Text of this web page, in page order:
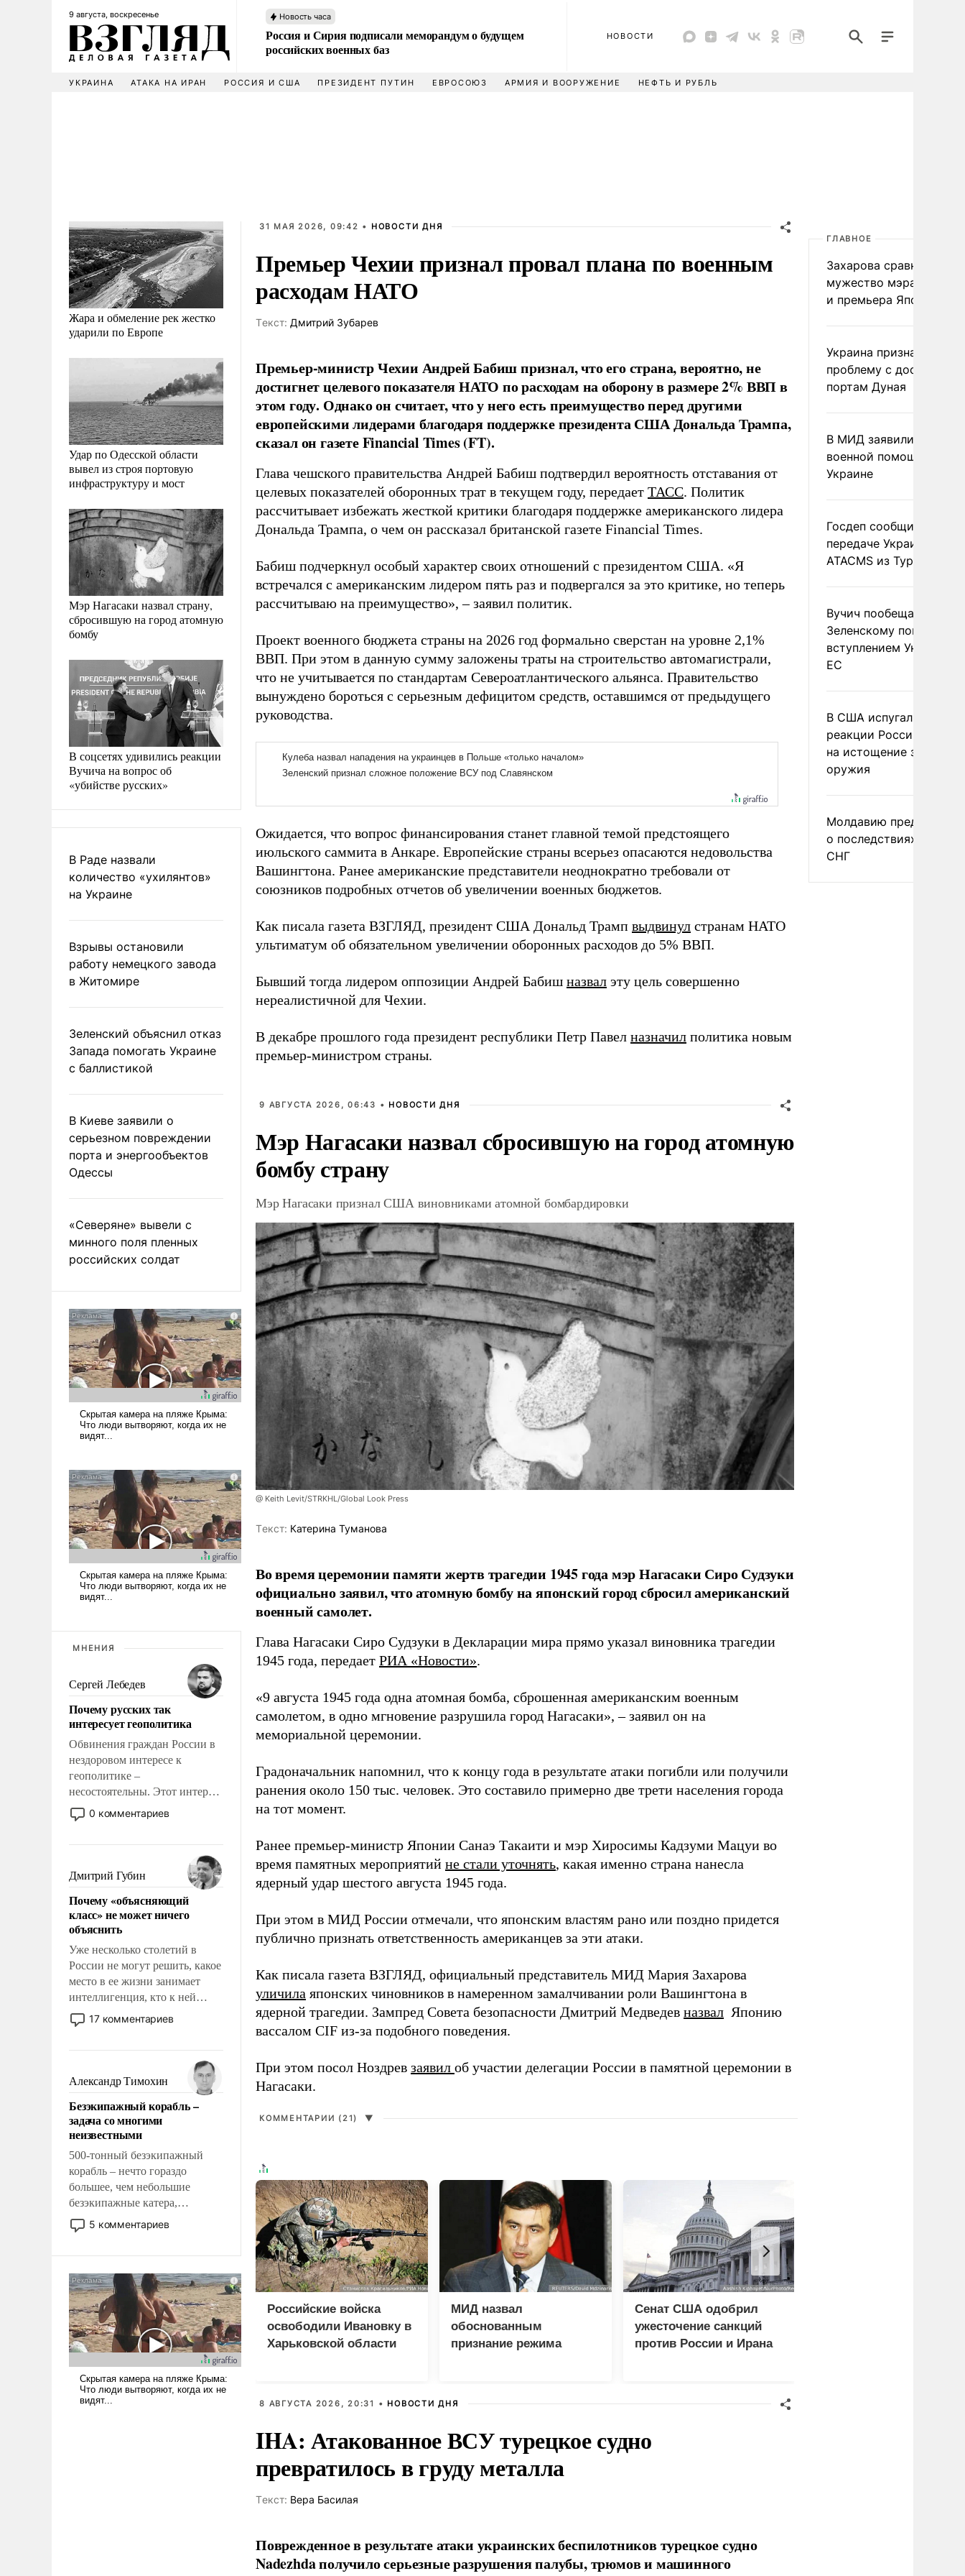
9 августа, воскресенье Новость часа
Россия и Сирия подписали меморандум о будущем
российских военных баз
НОВОСТИ
УКРАИНА АТАКА НА ИРАН РОССИЯ И США ПРЕЗИДЕНТ ПУТИН ЕВРОСОЮЗ АРМИЯ И ВООРУЖЕНИЕ НЕФТЬ И РУБЛЬ
Жара и обмеление рек жестко
ударили по Европе
Удар по Одесской области
вывел из строя портовую
инфраструктуру и мост
Мэр Нагасаки назвал страну,
сбросившую на город атомную
бомбу
В соцсетях удивились реакции
Вучича на вопрос об
«убийстве русских»
В Раде назвали
количество «ухилянтов»
на Украине
Взрывы остановили
работу немецкого завода
в Житомире
Зеленский объяснил отказ
Запада помогать Украине
с баллистикой
В Киеве заявили о
серьезном повреждении
порта и энергообъектов
Одессы
«Северяне» вывели с
минного поля пленных
российских солдат
МНЕНИЯ
Сергей Лебедев
Почему русских так
интересует геополитика
Обвинения граждан России в
нездоровом интересе к
геополитике –
несостоятельны. Этот интерес
рационален и прагматичен. Он
обусловлен тысячелетним
фундаментальным знанием,
что мировая политика имеет
свойство заявляться на порог
нашего дома.
0 комментариев
Дмитрий Губин
Почему «объясняющий
класс» не может ничего
объяснить
Уже несколько столетий в
России не могут решить, какое
место в ее жизни занимает
интеллигенция, кто к ней
принадлежит, а кого из нее
исключили с правом
чем она отличается от просто
образованных людей. Иногда
казалось, что эти вопросы
решены раз и навсегда, но –
нет, не решены.
17 комментариев
Александр Тимохин
Безэкипажный корабль –
задача со многими
неизвестными
500-тонный безэкипажный
корабль – нечто гораздо
большее, чем небольшие
безэкипажные катера,
применение которых уже
стало обыденностью. Задача по
и ее реализация радикально
поднимет наши боевые
возможности.
5 комментариев
31 МАЯ 2026, 09:42 • НОВОСТИ ДНЯ
Премьер Чехии признал провал плана по военным
расходам НАТО
Tекст: Дмитрий Зубарев
Премьер-министр Чехии Андрей Бабиш признал, что его страна, вероятно, не
достигнет целевого показателя НАТО по расходам на оборону в размере 2% ВВП в
этом году. Однако он считает, что у него есть преимущество перед другими
европейскими лидерами благодаря поддержке президента США Дональда Трампа,
сказал он газете Financial Times (FT).
Глава чешского правительства Андрей Бабиш подтвердил вероятность отставания от
целевых показателей оборонных трат в текущем году, передает ТАСС. Политик
рассчитывает избежать жесткой критики благодаря поддержке американского лидера
Дональда Трампа, о чем он рассказал британской газете Financial Times.
Бабиш подчеркнул особый характер своих отношений с президентом США. «Я
встречался с американским лидером пять раз и подвергался за это критике, но теперь
рассчитываю на преимущество», – заявил политик.
Проект военного бюджета страны на 2026 год формально сверстан на уровне 2,1%
ВВП. При этом в данную сумму заложены траты на строительство автомагистрали,
что не учитывается по стандартам Североатлантического альянса. Правительство
вынуждено бороться с серьезным дефицитом средств, оставшимся от предыдущего
руководства.
Ожидается, что вопрос финансирования станет главной темой предстоящего
июльского саммита в Анкаре. Европейские страны всерьез опасаются недовольства
Вашингтона. Ранее американские представители неоднократно требовали от
союзников подробных отчетов об увеличении военных бюджетов.
Как писала газета ВЗГЛЯД, президент США Дональд Трамп выдвинул странам НАТО
ультиматум об обязательном увеличении оборонных расходов до 5% ВВП.
Бывший тогда лидером оппозиции Андрей Бабиш назвал эту цель совершенно
нереалистичной для Чехии.
В декабре прошлого года президент республики Петр Павел назначил политика новым
премьер-министром страны.
9 АВГУСТА 2026, 06:43 • НОВОСТИ ДНЯ
Мэр Нагасаки назвал сбросившую на город атомную
бомбу страну
Мэр Нагасаки признал США виновниками атомной бомбардировки
@ Keith Levit/STRKHL/Global Look Press
Tекст: Катерина Туманова
Во время церемонии памяти жертв трагедии 1945 года мэр Нагасаки Сиро Судзуки
официально заявил, что атомную бомбу на японский город сбросил американский
военный самолет.
Глава Нагасаки Сиро Судзуки в Декларации мира прямо указал виновника трагедии
1945 года, передает РИА «Новости».
«9 августа 1945 года одна атомная бомба, сброшенная американским военным
самолетом, в одно мгновение разрушила город Нагасаки», – заявил он на
мемориальной церемонии.
Градоначальник напомнил, что к концу года в результате атаки погибли или получили
ранения около 150 тыс. человек. Это составило примерно две трети населения города
на тот момент.
Ранее премьер-министр Японии Санаэ Такаити и мэр Хиросимы Кадзуми Мацуи во
время памятных мероприятий не стали уточнять, какая именно страна нанесла
ядерный удар шестого августа 1945 года.
При этом в МИД России отмечали, что японским властям рано или поздно придется
публично признать ответственность американцев за эти атаки.
Как писала газета ВЗГЛЯД, официальный представитель МИД Мария Захарова
уличила японских чиновников в намеренном замалчивании роли Вашингтона в
ядерной трагедии. Зампред Совета безопасности Дмитрий Медведев назвал Японию
вассалом CIF из-за подобного поведения.
При этом посол Ноздрев заявил об участии делегации России в памятной церемонии в
Нагасаки.
КОММЕНТАРИИ (21) ▼
Российские войска
освободили Ивановку в
Харьковской области
МИД назвал
обоснованным
признание режима
Сенат США одобрил
ужесточение санкций
против России и Ирана
8 АВГУСТА 2026, 20:31 • НОВОСТИ ДНЯ
IHA: Атакованное ВСУ турецкое судно
превратилось в груду металла
Tекст: Вера Басилая
Поврежденное в результате атаки украинских беспилотников турецкое судно
Nadezhda получило серьезные разрушения палубы, трюмов и машинного
ГЛАВНОЕ
Захарова сравнила
мужество мэра
и премьера Японии
Украина признала
проблему с доступом к
портам Дуная
В МИД заявили о
военной помощи
Украине
Госдеп сообщил о
передаче Украине
ATACMS из Турции
Вучич пообещал
Зеленскому помочь со
вступлением Украины в
ЕС
В США испугались
реакции России и
на истощение запасов
оружия
Молдавию
о последствиях выхода
СНГ